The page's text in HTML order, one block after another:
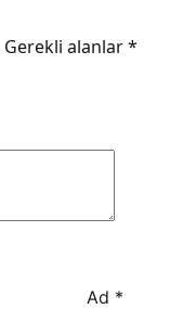
Gerekli alanlar*
Ad *